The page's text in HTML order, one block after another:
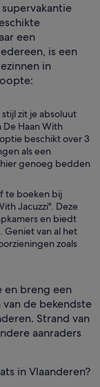
een
is een
in
zit je absoluut
Haan With
beschikt over 3
als een
genoeg bedden
te boeken bij
Jacuzzi". Deze
en biedt
Geniet van al het
zoals
en breng een
van de bekendste
Strand van
aanraders
in Vlaanderen?